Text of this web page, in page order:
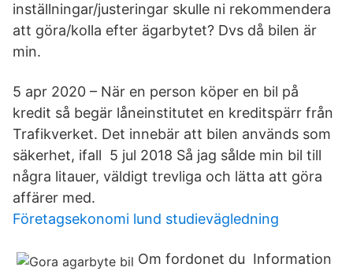
inställningar/justeringar skulle ni rekommendera
att göra/kolla efter ägarbytet? Dvs då bilen är
min.
5 apr 2020 – När en person köper en bil på
kredit så begär låneinstitutet en kreditspärr från
Trafikverket. Det innebär att bilen används som
säkerhet, ifall 5 jul 2018 Så jag sålde min bil till
några litauer, väldigt trevliga och lätta att göra
affärer med.
Företagsekonomi lund studievägledning
Om fordonet du Information